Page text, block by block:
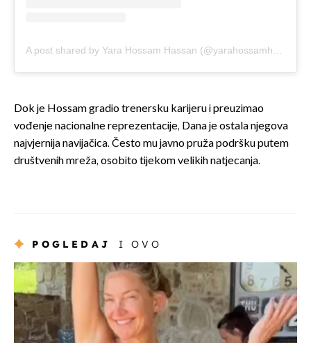
A post shared by Yara Hossam Hassan (@yarahossamhassann)
Dok je Hossam gradio trenersku karijeru i preuzimao
vođenje nacionalne reprezentacije, Dana je ostala njegova
najvjernija navijačica. Često mu javno pruža podršku putem
društvenih mreža, osobito tijekom velikih natjecanja.
POGLEDAJ I OVO